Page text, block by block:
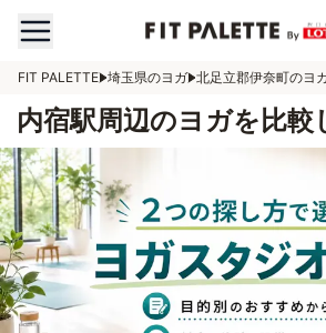
FIT PALETTE 埼玉県のヨガ 北足立郡伊奈町のヨ
内宿駅周辺のヨガを比較